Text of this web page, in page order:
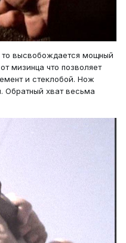
высвобождается мощный
мизинца что позволяет
и стеклобой. Нож
Обратный хват весьма